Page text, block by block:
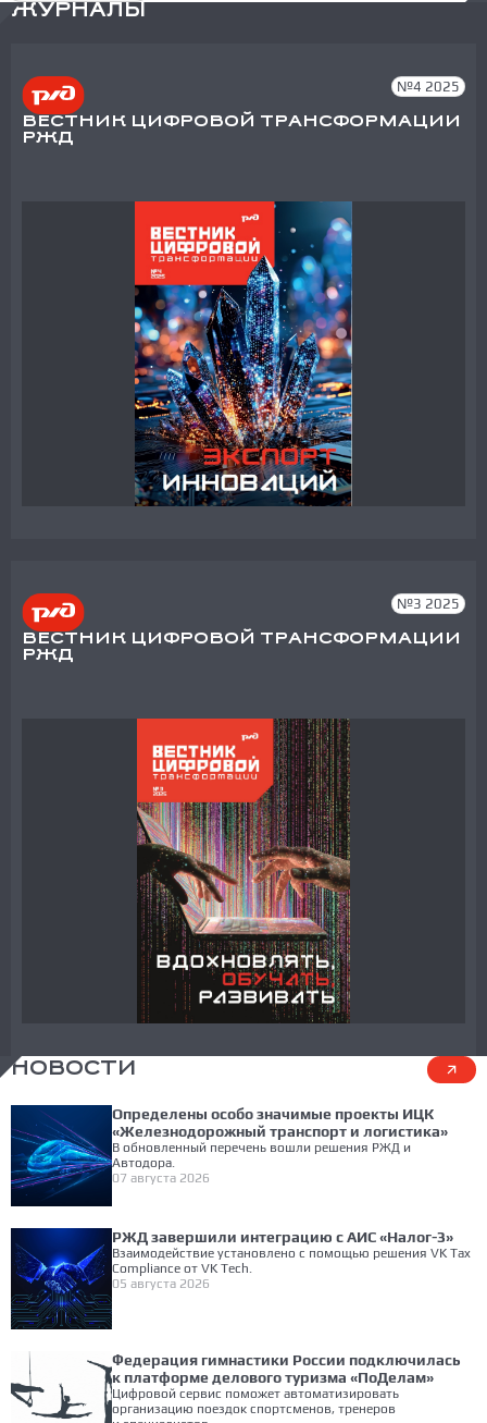
ЖУРНАЛЫ
№4 2025
ВЕСТНИК ЦИФРОВОЙ ТРАНСФОРМАЦИИ
РЖД
№3 2025
ВЕСТНИК ЦИФРОВОЙ ТРАНСФОРМАЦИИ
РЖД
НОВОСТИ
Определены особо значимые проекты ИЦК
«Железнодорожный транспорт и логистика»
В обновленный перечень вошли решения РЖД и
Автодора.
07 августа 2026
РЖД завершили интеграцию с АИС «Налог-3»
Взаимодействие установлено с помощью решения VK Tax
Compliance от VK Tech.
05 августа 2026
Федерация гимнастики России подключилась
к платформе делового туризма «ПоДелам»
Цифровой сервис поможет автоматизировать
организацию поездок спортсменов, тренеров